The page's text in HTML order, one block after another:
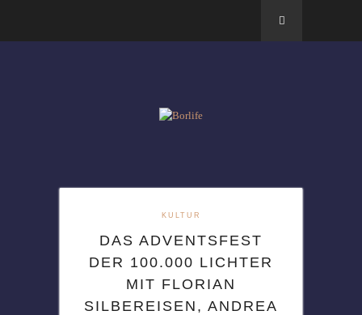
KULTUR
DAS ADVENTSFEST
DER 100.000 LICHTER
MIT FLORIAN
SILBEREISEN, ANDREA